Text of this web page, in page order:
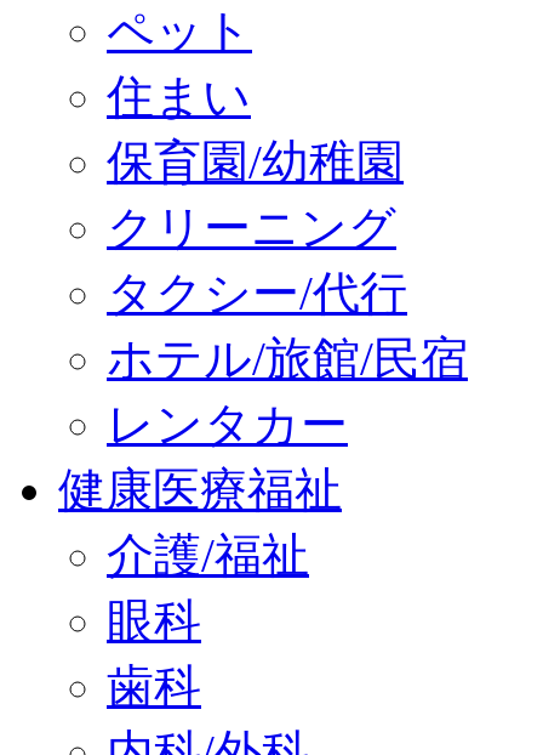
ペット
住まい
保育園/幼稚園
クリーニング
タクシー/代行
ホテル/旅館/民宿
レンタカー
健康医療福祉
介護/福祉
眼科
歯科